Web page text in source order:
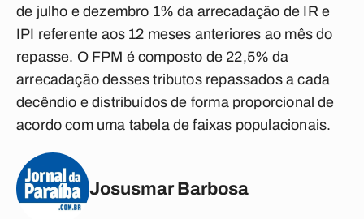
de julho e dezembro 1% da arrecadação de IR e
IPI referente aos 12 meses anteriores ao mês do
repasse. O FPM é composto de 22,5% da
arrecadação desses tributos repassados a cada
decêndio e distribuídos de forma proporcional de
acordo com uma tabela de faixas populacionais.
Josusmar Barbosa